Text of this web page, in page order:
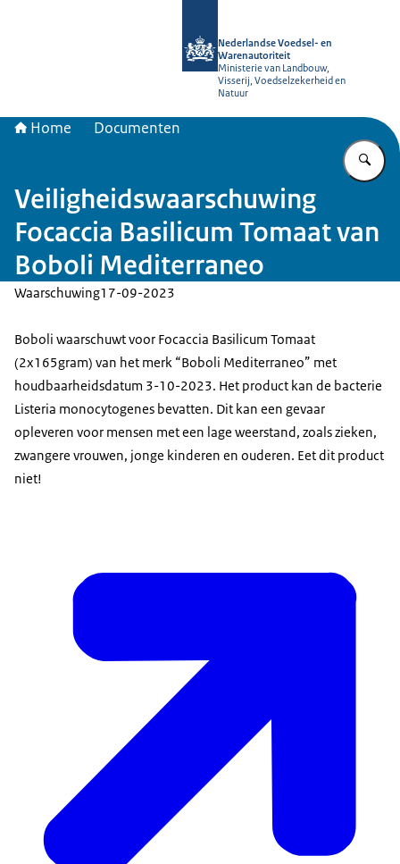
Nederlandse Voedsel- en
Warenautoriteit
Ministerie van Landbouw,
Visserij, Voedselzekerheid en
Natuur
Home Documenten
Veiligheidswaarschuwing
Focaccia Basilicum Tomaat van
Boboli Mediterraneo
Waarschuwing17-09-2023
Boboli waarschuwt voor Focaccia Basilicum Tomaat
(2x165gram) van het merk “Boboli Mediterraneo” met
houdbaarheidsdatum 3-10-2023. Het product kan de bacterie
Listeria monocytogenes bevatten. Dit kan een gevaar
opleveren voor mensen met een lage weerstand, zoals zieken,
zwangere vrouwen, jonge kinderen en ouderen. Eet dit product
niet!